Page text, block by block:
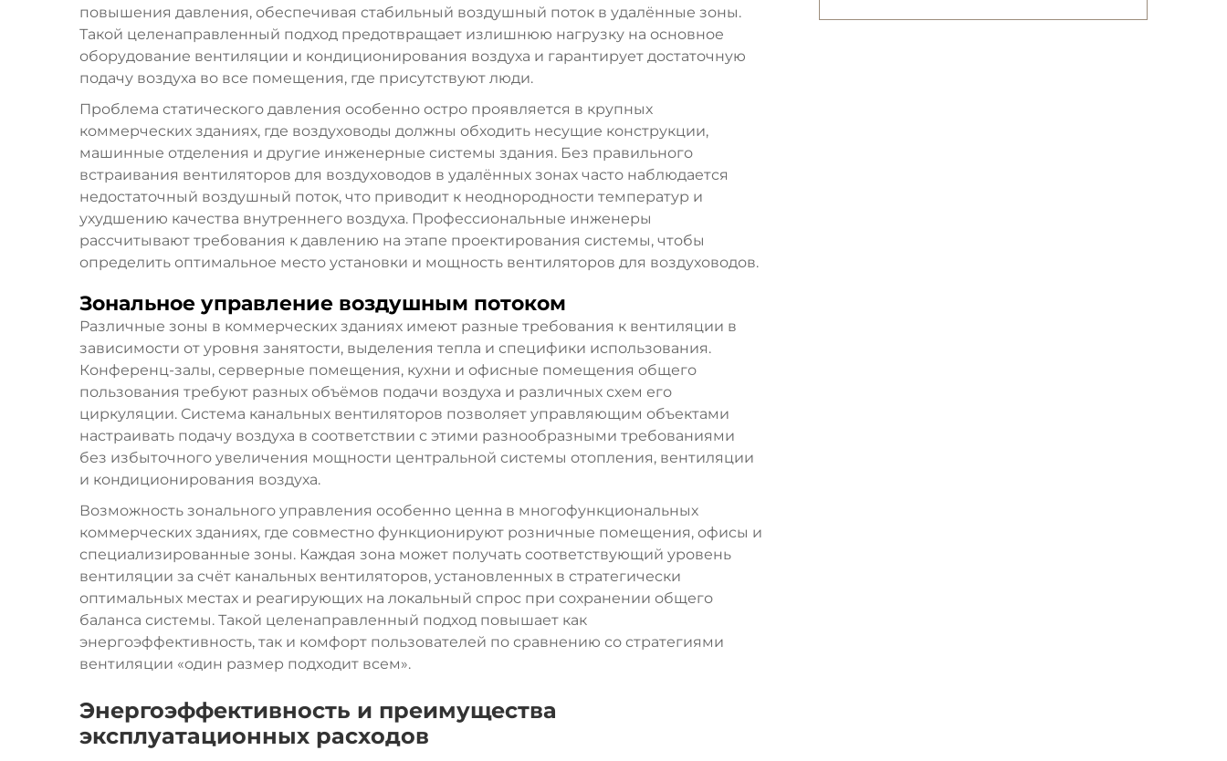
повышения давления, обеспечивая стабильный воздушный поток в удалённые зоны.
Такой целенаправленный подход предотвращает излишнюю нагрузку на основное
оборудование вентиляции и кондиционирования воздуха и гарантирует достаточную
подачу воздуха во все помещения, где присутствуют люди.
Проблема статического давления особенно остро проявляется в крупных
коммерческих зданиях, где воздуховоды должны обходить несущие конструкции,
машинные отделения и другие инженерные системы здания. Без правильного
встраивания вентиляторов для воздуховодов в удалённых зонах часто наблюдается
недостаточный воздушный поток, что приводит к неоднородности температур и
ухудшению качества внутреннего воздуха. Профессиональные инженеры
рассчитывают требования к давлению на этапе проектирования системы, чтобы
определить оптимальное место установки и мощность вентиляторов для воздуховодов.
Зональное управление воздушным потоком
Различные зоны в коммерческих зданиях имеют разные требования к вентиляции в
зависимости от уровня занятости, выделения тепла и специфики использования.
Конференц-залы, серверные помещения, кухни и офисные помещения общего
пользования требуют разных объёмов подачи воздуха и различных схем его
циркуляции. Система канальных вентиляторов позволяет управляющим объектами
настраивать подачу воздуха в соответствии с этими разнообразными требованиями
без избыточного увеличения мощности центральной системы отопления, вентиляции
и кондиционирования воздуха.
Возможность зонального управления особенно ценна в многофункциональных
коммерческих зданиях, где совместно функционируют розничные помещения, офисы и
специализированные зоны. Каждая зона может получать соответствующий уровень
вентиляции за счёт канальных вентиляторов, установленных в стратегически
оптимальных местах и реагирующих на локальный спрос при сохранении общего
баланса системы. Такой целенаправленный подход повышает как
энергоэффективность, так и комфорт пользователей по сравнению со стратегиями
вентиляции «один размер подходит всем».
Энергоэффективность и преимущества
эксплуатационных расходов